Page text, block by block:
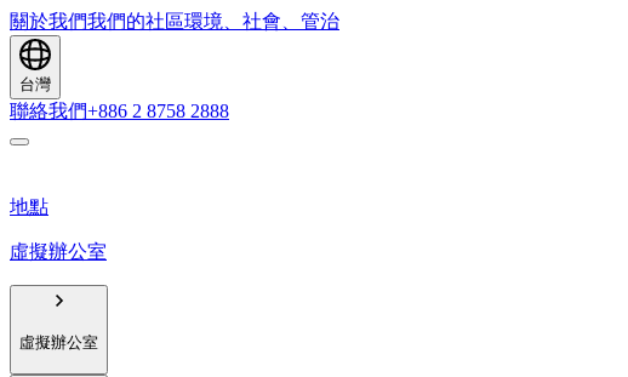
關於我們我們的社區環境、社會、管治
台灣
聯絡我們+886 2 8758 2888
地點
虛擬辦公室
虛擬辦公室